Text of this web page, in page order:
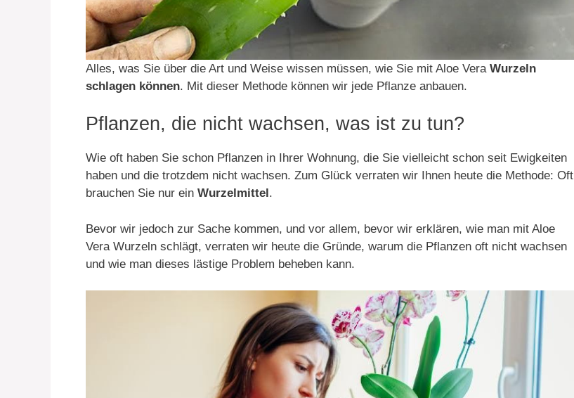
Alles, was Sie über die Art und Weise wissen müssen, wie Sie mit Aloe Vera Wurzeln
schlagen können. Mit dieser Methode können wir jede Pflanze anbauen.
Pflanzen, die nicht wachsen, was ist zu tun?
Wie oft haben Sie schon Pflanzen in Ihrer Wohnung, die Sie vielleicht schon seit Ewigkeiten
haben und die trotzdem nicht wachsen. Zum Glück verraten wir Ihnen heute die Methode: Oft
brauchen Sie nur ein Wurzelmittel.
Bevor wir jedoch zur Sache kommen, und vor allem, bevor wir erklären, wie man mit Aloe
Vera Wurzeln schlägt, verraten wir heute die Gründe, warum die Pflanzen oft nicht wachsen
und wie man dieses lästige Problem beheben kann.